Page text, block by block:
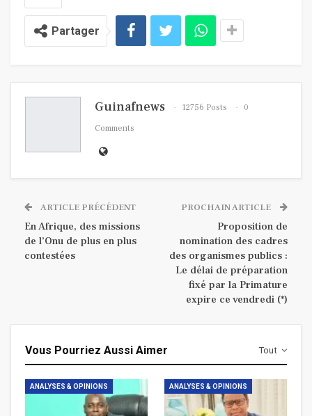
Partager
Guinafnews 12756 Posts
0
Comments
ARTICLE PRÉCÉDENT
En Afrique, des missions
de l’Onu de plus en plus
contestées
PROCHAIN ARTICLE
Proposition de
nomination des cadres
des organismes publics :
Le délai de préparation
fixé par la Primature
expire ce vendredi (*)
Tout
Vous Pourriez Aussi Aimer
ANALYSES & OPINIONS ANALYSES & OPINIONS